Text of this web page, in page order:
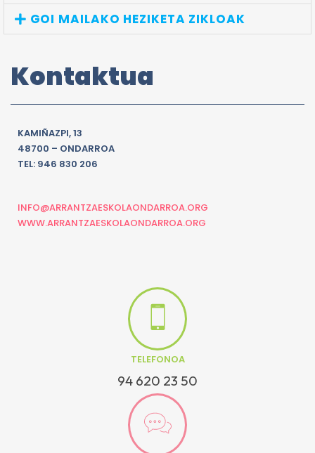
GOI MAILAKO HEZIKETA ZIKLOAK
Kontaktua
KAMIÑAZPI, 13
48700 – ONDARROA
TEL: 946 830 206
INFO@ARRANTZAESKOLAONDARROA.ORG
WWW.ARRANTZAESKOLAONDARROA.ORG
TELEFONOA
94 620 23 50